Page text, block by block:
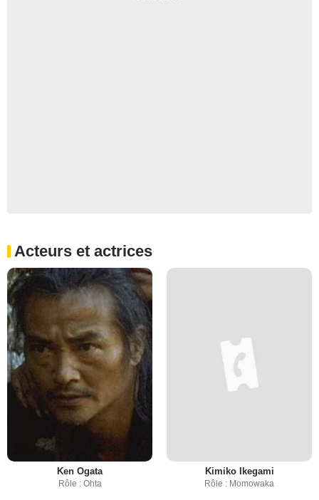
Acteurs et actrices
Ken Ogata
Rôle : Ohta
Kimiko Ikegami
Rôle : Momowaka